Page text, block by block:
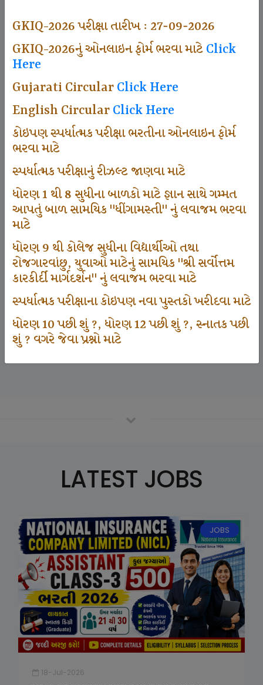
GKIQ-2026 પરીક્ષા તારીખ : 27-09-2026
GKIQ-2026નું ઓનલાઇન ફોર્મ ભરવા માટેClick
Here
Gujarati CircularClick Here
English CircularClick Here
કોઇપણ સ્પર્ધાત્મક પરીક્ષા ભરતીના ઓનલાઇન ફોર્મ
ભરવા માટે
સ્પર્ધાત્મક પરીક્ષાનું રીઝલ્ટ જાણવા માટે
ધોરણ 1 થી 8 સુધીના બાળકો માટે જ્ઞાન સાથે ગમ્મત
આપતું બાળ સામયિક "ધીંગામસ્તી" નું લવાજમ ભરવા
માટે
ધોરણ 9 થી કોલેજ સુધીના વિદ્યાર્થીઓ તથા
રોજગારવાંછુ, યુવાઓ માટેનું સામયિક "શ્રી સર્વોત્તમ
કારકીર્દી માર્ગદર્શન" નું લવાજમ ભરવા માટે
સ્પર્ધાત્મક પરીક્ષાના કોઇપણ નવા પુસ્તકો ખરીદવા માટે
ધોરણ 10 પછી શું ?, ધોરણ 12 પછી શું ?, સ્નાતક પછી
શું ? વગરે જેવા પ્રશ્નો માટે
494
665
Sarvottam Karkirdi Subscripton
1000
Participate School In GKIQ
125000
LATEST JOBS
JOBS
18-Jul-2026